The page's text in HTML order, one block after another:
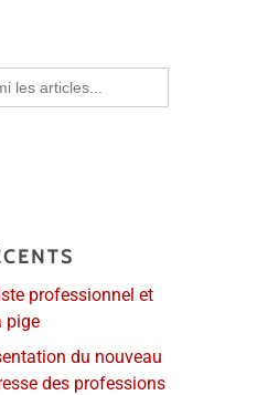
professionnel et
pige
du nouveau
des professions